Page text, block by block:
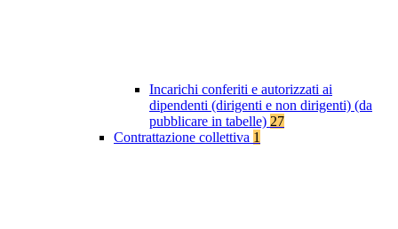
Incarichi conferiti e autorizzati ai
dipendenti (dirigenti e non dirigenti) (da
pubblicare in tabelle) 27
Contrattazione collettiva 1